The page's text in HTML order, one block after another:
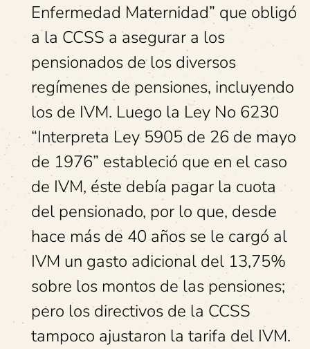
Enfermedad Maternidad” que obligó
a la CCSS a asegurar a los
pensionados de los diversos
regímenes de pensiones, incluyendo
los de IVM. Luego la Ley No 6230
“Interpreta Ley 5905 de 26 de mayo
de 1976” estableció que en el caso
de IVM, éste debía pagar la cuota
del pensionado, por lo que, desde
hace más de 40 años se le cargó al
IVM un gasto adicional del 13,75%
sobre los montos de las pensiones;
pero los directivos de la CCSS
tampoco ajustaron la tarifa del IVM.